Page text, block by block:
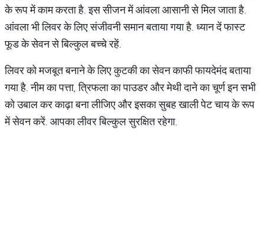
के रूप में काम करता है. इस सीजन में आंवला आसानी से मिल जाता है.
आंवला भी लिवर के लिए संजीवनी समान बताया गया है. ध्यान दें फास्ट
फूड के सेवन से बिल्कुल बच्चे रहें.
लिवर को मजबूत बनाने के लिए कुटकी का सेवन काफी फायदेमंद बताया
गया है. नीम का पत्ता, त्रिफला का पाउडर और मेथी दाने का चूर्ण इन सभी
को उबाल कर काढ़ा बना लीजिए और इसका सुबह खाली पेट चाय के रूप
में सेवन करें. आपका लीवर बिल्कुल सुरक्षित रहेगा.